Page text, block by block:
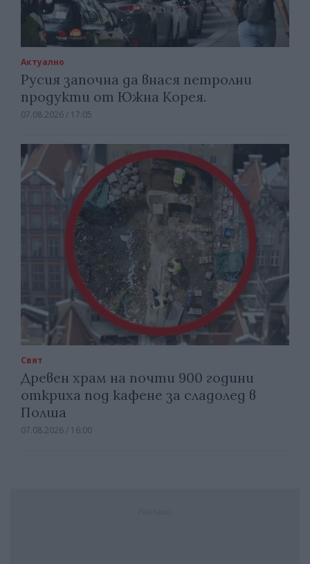
Актуално
Русия започна да внася петролни
продукти от Южна Корея.
07.08.2026 / 17:05
Свят
Древен храм на почти 900 години
откриха под кафене за сладолед в
Полша
07.08.2026 / 16:00